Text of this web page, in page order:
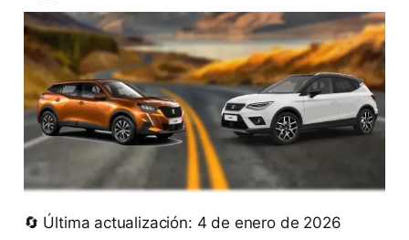
🔄 Última actualización: 4 de enero de 2026